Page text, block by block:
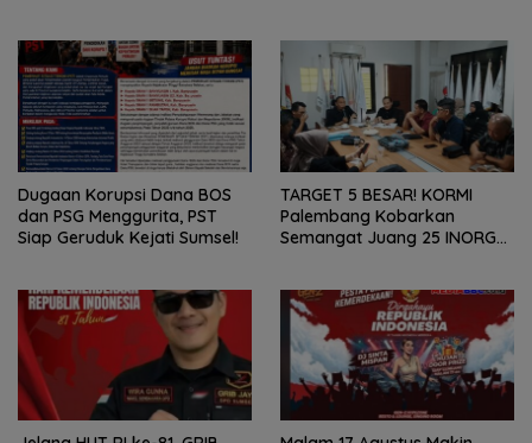
Dugaan Korupsi Dana BOS
dan PSG Menggurita, PST
Siap Geruduk Kejati Sumsel!
TARGET 5 BESAR! KORMI
Palembang Kobarkan
Semangat Juang 25 INORGA